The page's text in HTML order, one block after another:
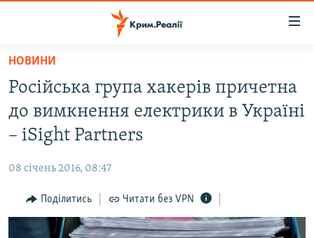
Перейти
основного
матеріалу
Перейти
основної
Перейти
до
ВІДЕО ТА ФОТО
БЛОГИ
ПОГЛЯД
ІНТЕРВ'Ю
НОВИНИ
Російська група хакерів причетна
до вимкнення електрики в Україні
– iSight Partners
08 січень 2016, 08:47
Поділитись Читати без VPN